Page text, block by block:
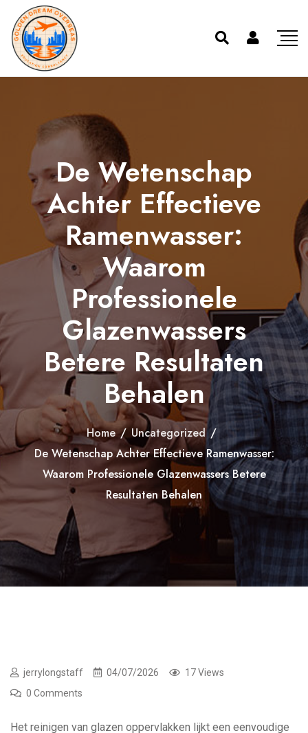
De Wetenschap
Achter Effectieve
Ramenwasser:
Waarom
Professionele
Glazenwassers
Betere Resultaten
Behalen
Home / Uncategorized /
De Wetenschap Achter Effectieve Ramenwasser:
Waarom Professionele Glazenwassers Betere
Resultaten Behalen
jerrylongstaff 04/07/2026
17 Views
0 Comments
Het reinigen van glazen oppervlakken lijkt een eenvoudige